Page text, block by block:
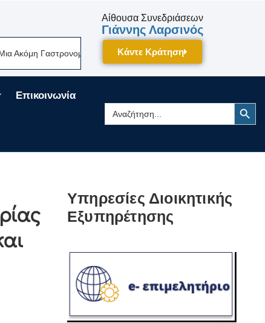
Γιορτή Της Πελοποννήσου Δίνει Ραντεβού Τον
Αίθουσα Συνεδριάσεων
Γιάννης Λαρσινός
Κάντε Κράτηση
Επικοινωνία
Search
for:
Search Button
Υπηρεσίες Διοικητικής
Εξυπηρέτησης